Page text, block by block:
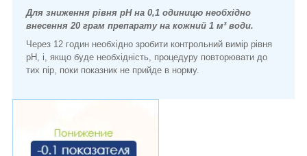
Для зниження рівня pH на 0,1 одиницю необхідно
внесення 20 грам препарату на кожний 1 м³ води.
Через 12 годин необхідно зробити контрольний вимір рівня
pH, і, якщо буде необхідність, процедуру повторювати до
тих пір, поки показник не прийде в норму.